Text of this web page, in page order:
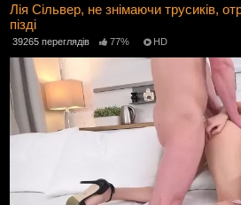
Лія Сільвер, не знімаючи трусиків,
пізді
39265 переглядів 77% HD